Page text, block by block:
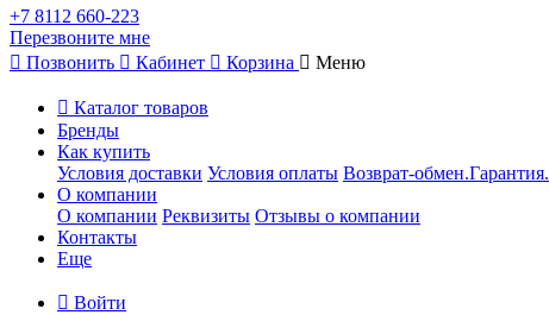
+7 8112 660-223
Перезвоните мне
Позвонить
Кабинет Корзина Меню
Каталог товаров
Бренды
Как купить
Условия доставки Условия оплаты Возврат-обмен.Гарантия.
О компании
О компании Реквизиты Отзывы о компании
Контакты
Еще
Войти